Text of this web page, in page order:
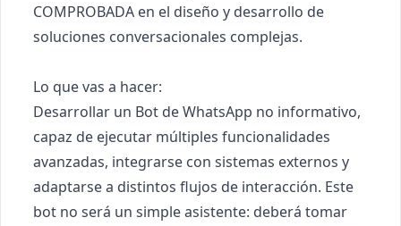
COMPROBADA en el diseño y desarrollo de
soluciones conversacionales complejas.
Lo que vas a hacer:
Desarrollar un Bot de WhatsApp no informativo,
capaz de ejecutar múltiples funcionalidades
avanzadas, integrarse con sistemas externos y
adaptarse a distintos flujos de interacción. Este
bot no será un simple asistente: deberá tomar